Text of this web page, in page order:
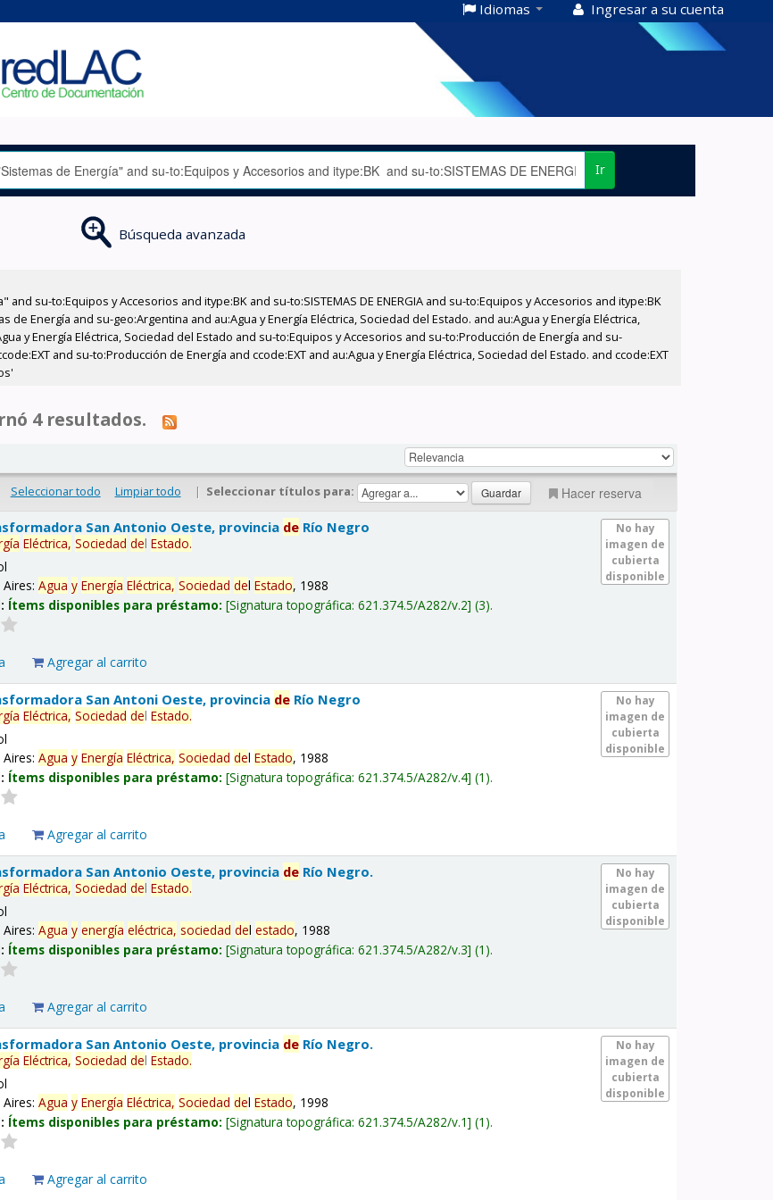
Idiomas Ingresar a su cuenta
Ir
Búsqueda avanzada
su-to:Equipos y Accesorios and itype:BK and su-to:SISTEMAS DE ENERGIA and su-to:Equipos y Accesorios and itype:BK
Energía and su-geo:Argentina and au:Agua y Energía Eléctrica, Sociedad del Estado. and au:Agua y Energía Eléctrica,
y Energía Eléctrica, Sociedad del Estado and su-to:Equipos y Accesorios and su-to:Producción de Energía and su-
and su-to:Producción de Energía and ccode:EXT and au:Agua y Energía Eléctrica, Sociedad del Estado. and ccode:EXT
4 resultados.
Seleccionar todo Limpiar todo | Seleccionar títulos para: Hacer reserva
No hay
imagen de
cubierta
disponible
San Antonio Oeste, provincia de Río Negro
Eléctrica, Sociedad delEstado.
Aires:Agua y Energía Eléctrica, Sociedad delEstado, 1988
Ítems disponibles para préstamo: Signatura topográfica:621.374.5/A282/v.2 (3).
Agregar al carrito
No hay
imagen de
cubierta
disponible
San Antoni Oeste, provincia de Río Negro
Eléctrica, Sociedad delEstado.
Aires:Agua y Energía Eléctrica, Sociedad delEstado, 1988
Ítems disponibles para préstamo: Signatura topográfica:621.374.5/A282/v.4 (1).
Agregar al carrito
No hay
imagen de
cubierta
disponible
San Antonio Oeste, provincia de Río Negro.
Eléctrica, Sociedad delEstado.
Aires:Agua y energía eléctrica, sociedad delestado, 1988
Ítems disponibles para préstamo: Signatura topográfica:621.374.5/A282/v.3 (1).
Agregar al carrito
No hay
imagen de
cubierta
disponible
San Antonio Oeste, provincia de Río Negro.
Eléctrica, Sociedad delEstado.
Aires:Agua y Energía Eléctrica, Sociedad delEstado, 1998
Ítems disponibles para préstamo: Signatura topográfica:621.374.5/A282/v.1 (1).
Agregar al carrito